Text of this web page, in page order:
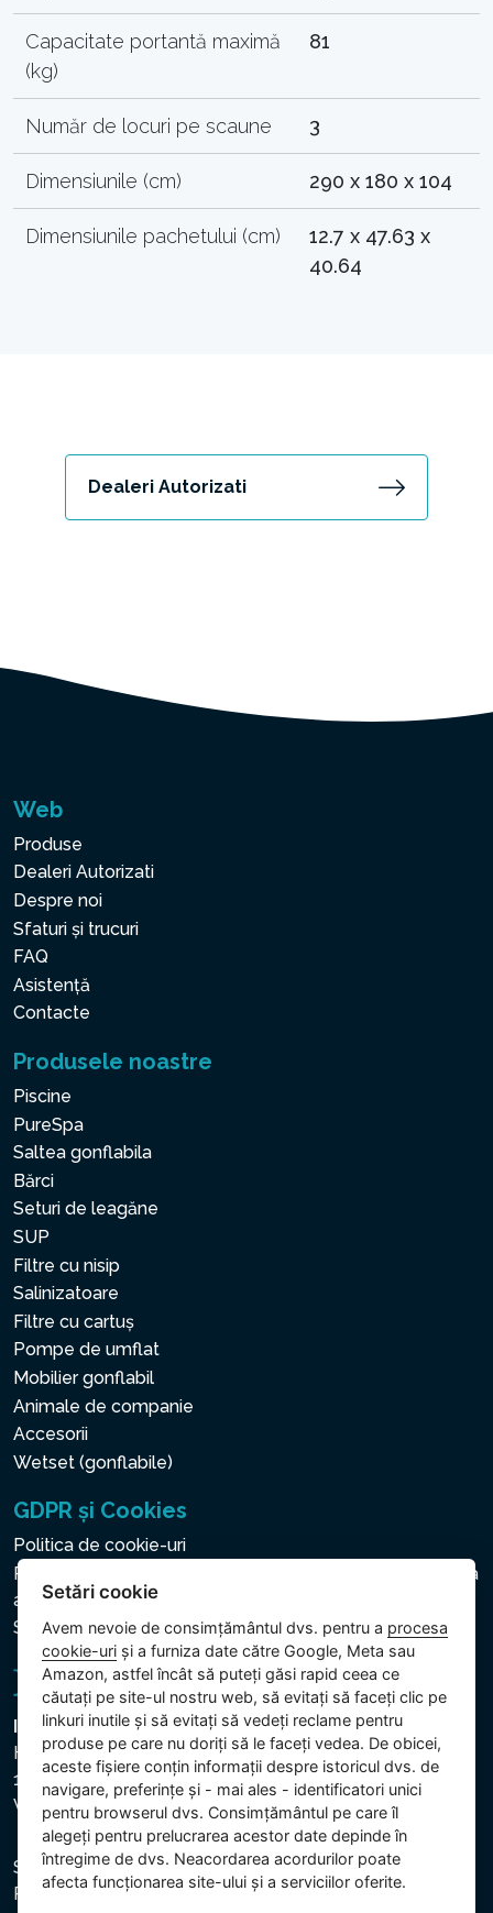
Capacitate portantă maximă
(kg)
81
Număr de locuri pe scaune 3
Dimensiunile (cm) 290 x 180 x 104
Dimensiunile pachetului (cm)
12.7 x 47.63 x
40.64
Dealeri Autorizati
Web
Produse
Dealeri Autorizati
Despre noi
Sfaturi și trucuri
FAQ
Asistență
Contacte
Produsele noastre
Piscine
PureSpa
Saltea gonflabila
Bărci
Seturi de leagăne
SUP
Filtre cu nisip
Salinizatoare
Filtre cu cartuș
Pompe de umflat
Mobilier gonflabil
Animale de companie
Accesorii
Wetset (gonflabile)
GDPR și Cookies
Politica de cookie-uri
Politica privind protecția datelor cu caracter personal și a
altor date prelucrate
Setări cookie
Intex Trading, s.r.o.
Hradecká 2526/3
130 00 Praha 3
Vinohrady - Česká republika
Societatea este înregistrată la Tribunalul Municipal din
Praga, secția C, dosar 74759. CUI: 26150808, CIF:
Setări cookie
Avem nevoie de consimțământul dvs. pentru a procesa
cookie-uri și a furniza date către Google, Meta sau
Amazon, astfel încât să puteți găsi rapid ceea ce
căutați pe site-ul nostru web, să evitați să faceți clic pe
linkuri inutile și să evitați să vedeți reclame pentru
produse pe care nu doriți să le faceți vedea. De obicei,
aceste fișiere conțin informații despre istoricul dvs. de
navigare, preferințe și - mai ales - identificatori unici
pentru browserul dvs. Consimțământul pe care îl
alegeți pentru prelucrarea acestor date depinde în
întregime de dvs. Neacordarea acordurilor poate
afecta funcționarea site-ului și a serviciilor oferite.